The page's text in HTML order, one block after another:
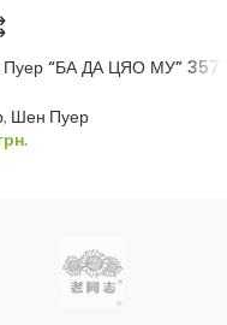
“БА ДА ЦЯО МУ” 357
, Шен Пуер